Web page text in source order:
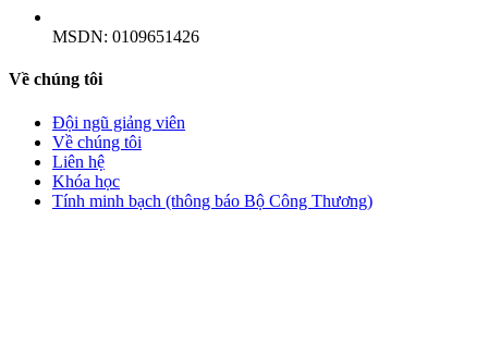
MSDN: 0109651426
Về chúng tôi
Đội ngũ giảng viên
Về chúng tôi
Liên hệ
Khóa học
Tính minh bạch (thông báo Bộ Công Thương)